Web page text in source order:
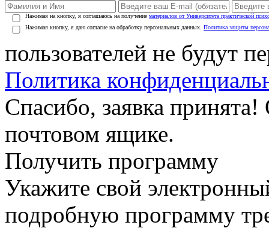
Нажимая на кнопку, я соглашаюсь на получение материалов от Университета практической
Нажимая кнопку, я даю согласие на обработку персональных данных. Политика защиты
пользователей не будут
Политика
Спасибо, заявка
почтовом ящике.
Получить программу
Укажите свой
подробную программу